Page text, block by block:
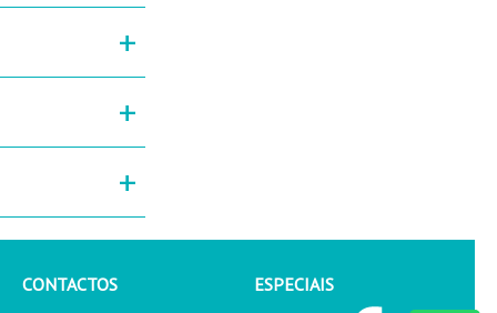
+
+
+
CONTACTOS ESPECIAIS